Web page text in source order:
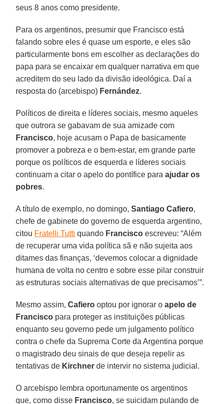
seus 8 anos como presidente.
Para os argentinos, presumir que Francisco está
falando sobre eles é quase um esporte, e eles são
particularmente bons em escolher as declarações do
papa para se encaixar em qualquer narrativa em que
acreditem do seu lado da divisão ideológica. Daí a
resposta do (arcebispo) Fernández.
Políticos de direita e líderes sociais, mesmo aqueles
que outrora se gabavam de sua amizade com
Francisco, hoje acusam o Papa de basicamente
promover a pobreza e o bem-estar, em grande parte
porque os políticos de esquerda e líderes sociais
continuam a citar o apelo do pontífice paraajudar os
pobres.
A título de exemplo, no domingo,Santiago Cafiero,
chefe de gabinete do governo de esquerda argentino,
citou Fratelli Tutti quando Francisco escreveu: “Além
de recuperar uma vida política sã e não sujeita aos
ditames das finanças, ‘devemos colocar a dignidade
humana de volta no centro e sobre esse pilar construir
as estruturas sociais alternativas de que precisamos’”.
Mesmo assim,Cafiero optou por ignorar oapelo de
Francisco para proteger as instituições públicas
enquanto seu governo pede um julgamento político
contra o chefe da Suprema Corte da Argentina porque
o magistrado deu sinais de que deseja repelir as
tentativas de Kirchner de intervir no sistema judicial.
O arcebispo lembra oportunamente os argentinos
que, como disse Francisco, se suicidam pulando de